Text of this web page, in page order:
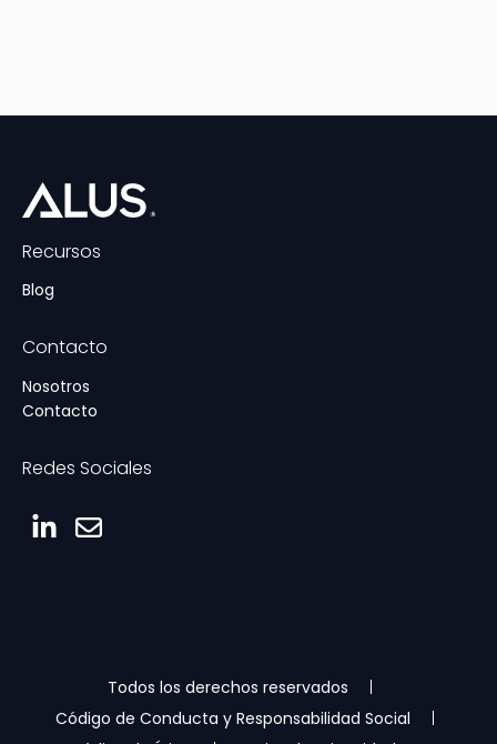
Recursos
Blog
Contacto
Nosotros
Contacto
Redes Sociales
Todos los derechos reservados
Código de Conducta y Responsabilidad Social